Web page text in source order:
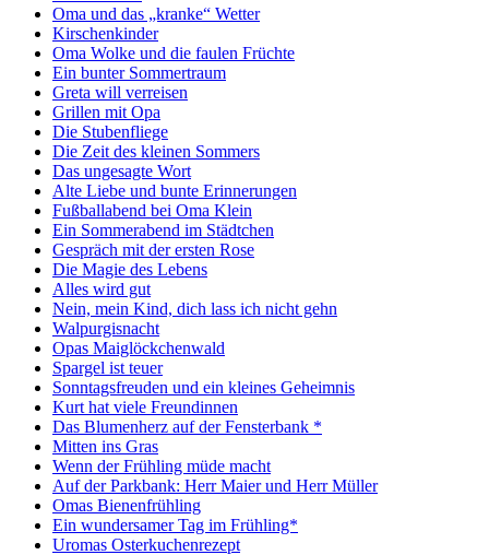
Oma und das „kranke“ Wetter
Kirschenkinder
Oma Wolke und die faulen Früchte
Ein bunter Sommertraum
Greta will verreisen
Grillen mit Opa
Die Stubenfliege
Die Zeit des kleinen Sommers
Das ungesagte Wort
Alte Liebe und bunte Erinnerungen
Fußballabend bei Oma Klein
Ein Sommerabend im Städtchen
Gespräch mit der ersten Rose
Die Magie des Lebens
Alles wird gut
Nein, mein Kind, dich lass ich nicht gehn
Walpurgisnacht
Opas Maiglöckchenwald
Spargel ist teuer
Sonntagsfreuden und ein kleines Geheimnis
Kurt hat viele Freundinnen
Das Blumenherz auf der Fensterbank *
Mitten ins Gras
Wenn der Frühling müde macht
Auf der Parkbank: Herr Maier und Herr Müller
Omas Bienenfrühling
Ein wundersamer Tag im Frühling*
Uromas Osterkuchenrezept